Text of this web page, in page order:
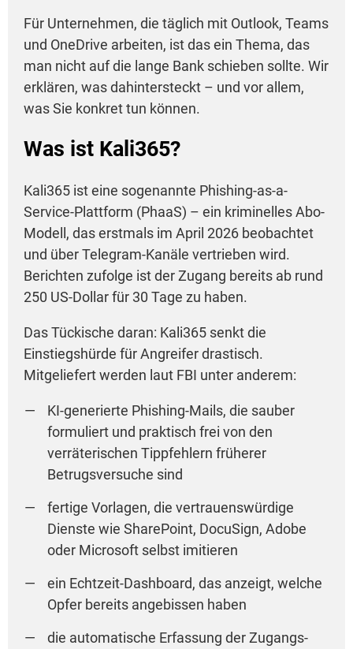
Für Unternehmen, die täglich mit Outlook, Teams
und OneDrive arbeiten, ist das ein Thema, das
man nicht auf die lange Bank schieben sollte. Wir
erklären, was dahintersteckt – und vor allem,
was Sie konkret tun können.
Was ist Kali365?
Kali365 ist eine sogenannte Phishing-as-a-
Service-Plattform (PhaaS) – ein kriminelles Abo-
Modell, das erstmals im April 2026 beobachtet
und über Telegram-Kanäle vertrieben wird.
Berichten zufolge ist der Zugang bereits ab rund
250 US-Dollar für 30 Tage zu haben.
Das Tückische daran: Kali365 senkt die
Einstiegshürde für Angreifer drastisch.
Mitgeliefert werden laut FBI unter anderem:
KI-generierte Phishing-Mails, die sauber
formuliert und praktisch frei von den
verräterischen Tippfehlern früherer
Betrugsversuche sind
fertige Vorlagen, die vertrauenswürdige
Dienste wie SharePoint, DocuSign, Adobe
oder Microsoft selbst imitieren
ein Echtzeit-Dashboard, das anzeigt, welche
Opfer bereits angebissen haben
die automatische Erfassung der Zugangs-